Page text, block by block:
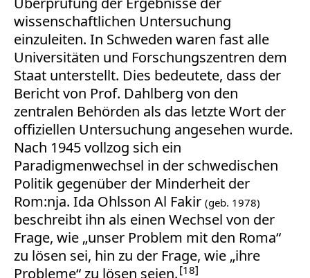
wissenschaftlichen Untersuchung
einzuleiten. In Schweden waren fast alle
Universitäten und Forschungszentren dem
Staat unterstellt. Dies bedeutete, dass der
Bericht von Prof. Dahlberg von den
zentralen Behörden als das letzte Wort der
offiziellen Untersuchung angesehen wurde.
Nach 1945 vollzog sich ein
Paradigmenwechsel in der schwedischen
Politik gegenüber der Minderheit der
Rom:nja. Ida Ohlsson Al Fakir (geb. 1978)
beschreibt ihn als einen Wechsel von der
Frage, wie „unser Problem mit den Roma“
zu lösen sei, hin zu der Frage, wie „ihre
Probleme“ zu lösen seien. 18